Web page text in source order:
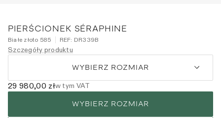
PIERŚCIONEK SÉRAPHINE
Białe złoto 585 REF: DR339B
Szczegóły produktu
WYBIERZ ROZMIAR
29 980,00 złw tym VAT
WYBIERZ ROZMIAR